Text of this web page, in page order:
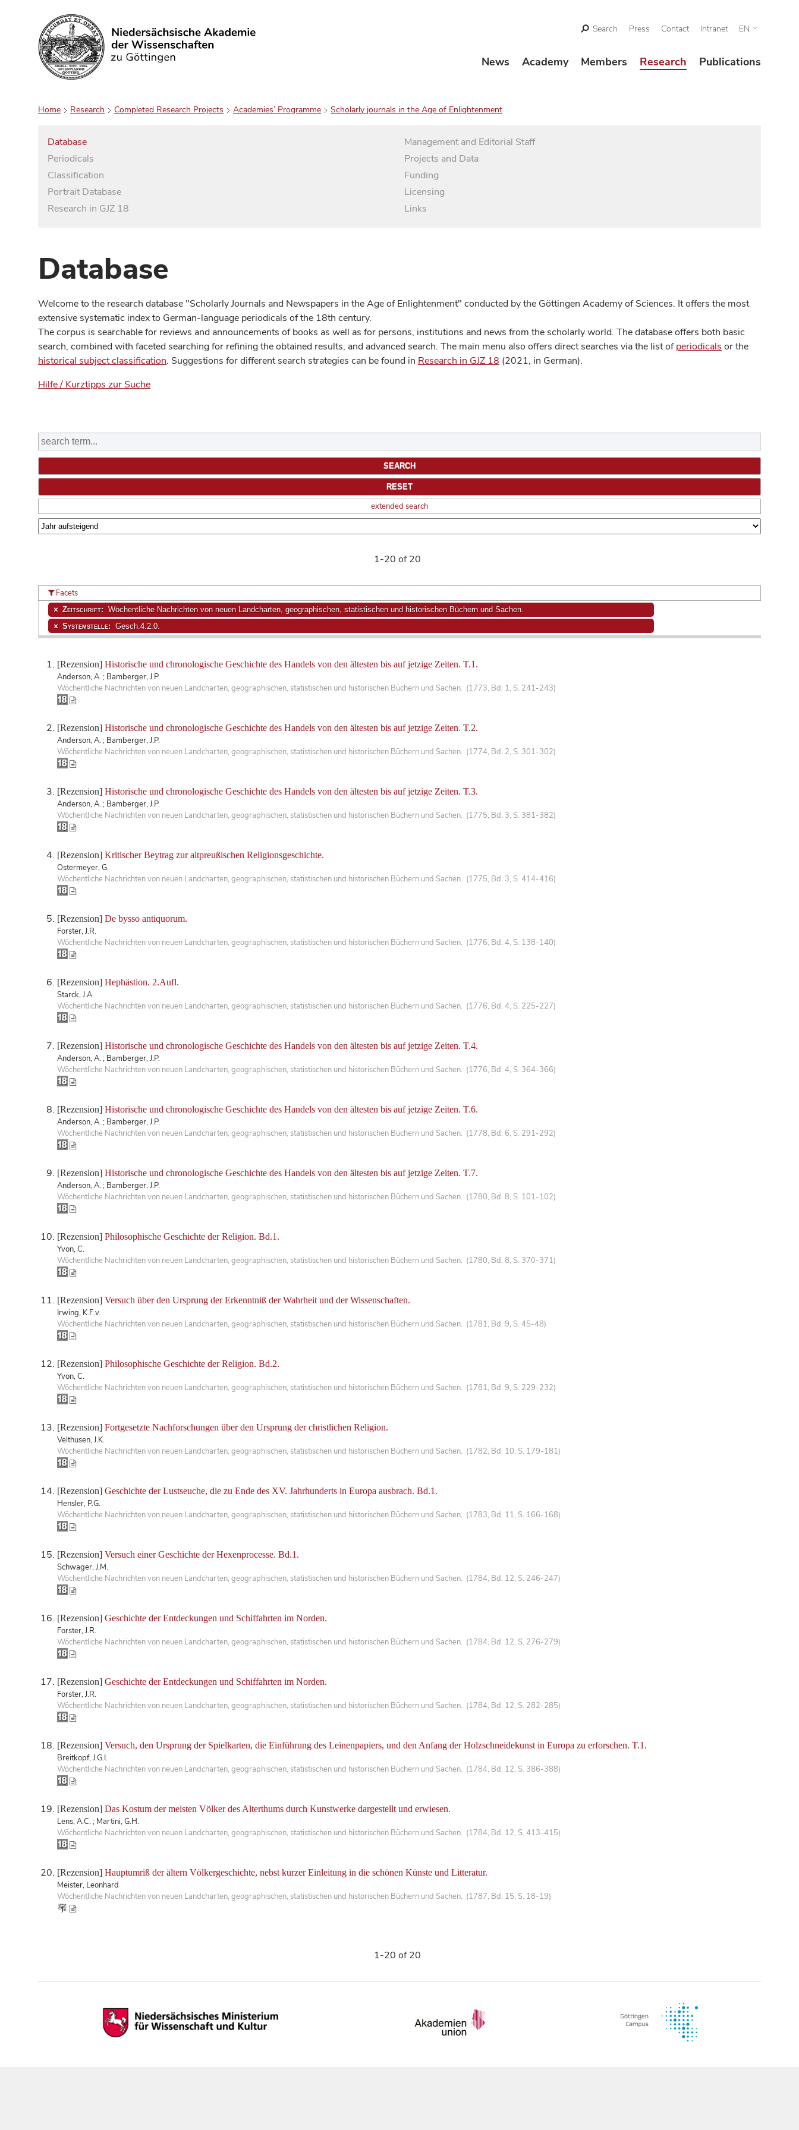
Search
Search Press Contact Intranet EN
News Academy Members Research Publications
Home Research Completed Research Projects Academies’ Programme Scholarly journals in the Age of Enlightenment
Database
Periodicals
Classification
Portrait Database
Research in GJZ 18
Management and Editorial Staff
Projects and Data
Funding
Licensing
Links
Database
Welcome to the research database "Scholarly Journals and Newspapers in the Age of Enlightenment" conducted by the Göttingen Academy of Sciences. It offers the most
extensive systematic index to German-language periodicals of the 18th century.
The corpus is searchable for reviews and announcements of books as well as for persons, institutions and news from the scholarly world. The database offers both basic
search, combined with faceted searching for refining the obtained results, and advanced search. The main menu also offers direct searches via the list ofperiodicals or the
historical subject classification. Suggestions for different search strategies can be found in Research in GJZ 18 (2021, in German).
Hilfe / Kurztipps zur Suche
extended search
1-20 of 20
[Rezension] Historische und chronologische Geschichte des Handels von den ältesten bis auf jetzige Zeiten. T.1.
Anderson, A. ; Bamberger, J.P.
Wöchentliche Nachrichten von neuen Landcharten, geographischen, statistischen und historischen Büchern und Sachen. (1773, Bd. 1, S. 241-243)
[Rezension] Historische und chronologische Geschichte des Handels von den ältesten bis auf jetzige Zeiten. T.2.
Anderson, A. ; Bamberger, J.P.
Wöchentliche Nachrichten von neuen Landcharten, geographischen, statistischen und historischen Büchern und Sachen. (1774, Bd. 2, S. 301-302)
[Rezension] Historische und chronologische Geschichte des Handels von den ältesten bis auf jetzige Zeiten. T.3.
Anderson, A. ; Bamberger, J.P.
Wöchentliche Nachrichten von neuen Landcharten, geographischen, statistischen und historischen Büchern und Sachen. (1775, Bd. 3, S. 381-382)
[Rezension] Kritischer Beytrag zur altpreußischen Religionsgeschichte.
Ostermeyer, G.
Wöchentliche Nachrichten von neuen Landcharten, geographischen, statistischen und historischen Büchern und Sachen. (1775, Bd. 3, S. 414-416)
[Rezension] De bysso antiquorum.
Forster, J.R.
Wöchentliche Nachrichten von neuen Landcharten, geographischen, statistischen und historischen Büchern und Sachen. (1776, Bd. 4, S. 138-140)
[Rezension] Hephästion. 2.Aufl.
Starck, J.A.
Wöchentliche Nachrichten von neuen Landcharten, geographischen, statistischen und historischen Büchern und Sachen. (1776, Bd. 4, S. 225-227)
[Rezension] Historische und chronologische Geschichte des Handels von den ältesten bis auf jetzige Zeiten. T.4.
Anderson, A. ; Bamberger, J.P.
Wöchentliche Nachrichten von neuen Landcharten, geographischen, statistischen und historischen Büchern und Sachen. (1776, Bd. 4, S. 364-366)
[Rezension] Historische und chronologische Geschichte des Handels von den ältesten bis auf jetzige Zeiten. T.6.
Anderson, A. ; Bamberger, J.P.
Wöchentliche Nachrichten von neuen Landcharten, geographischen, statistischen und historischen Büchern und Sachen. (1778, Bd. 6, S. 291-292)
[Rezension] Historische und chronologische Geschichte des Handels von den ältesten bis auf jetzige Zeiten. T.7.
Anderson, A. ; Bamberger, J.P.
Wöchentliche Nachrichten von neuen Landcharten, geographischen, statistischen und historischen Büchern und Sachen. (1780, Bd. 8, S. 101-102)
[Rezension] Philosophische Geschichte der Religion. Bd.1.
Yvon, C.
Wöchentliche Nachrichten von neuen Landcharten, geographischen, statistischen und historischen Büchern und Sachen. (1780, Bd. 8, S. 370-371)
[Rezension] Versuch über den Ursprung der Erkenntniß der Wahrheit und der Wissenschaften.
Irwing, K.F.v.
Wöchentliche Nachrichten von neuen Landcharten, geographischen, statistischen und historischen Büchern und Sachen. (1781, Bd. 9, S. 45-48)
[Rezension] Philosophische Geschichte der Religion. Bd.2.
Yvon, C.
Wöchentliche Nachrichten von neuen Landcharten, geographischen, statistischen und historischen Büchern und Sachen. (1781, Bd. 9, S. 229-232)
[Rezension] Fortgesetzte Nachforschungen über den Ursprung der christlichen Religion.
Velthusen, J.K.
Wöchentliche Nachrichten von neuen Landcharten, geographischen, statistischen und historischen Büchern und Sachen. (1782, Bd. 10, S. 179-181)
[Rezension] Geschichte der Lustseuche, die zu Ende des XV. Jahrhunderts in Europa ausbrach. Bd.1.
Hensler, P.G.
Wöchentliche Nachrichten von neuen Landcharten, geographischen, statistischen und historischen Büchern und Sachen. (1783, Bd. 11, S. 166-168)
[Rezension] Versuch einer Geschichte der Hexenprocesse. Bd.1.
Schwager, J.M.
Wöchentliche Nachrichten von neuen Landcharten, geographischen, statistischen und historischen Büchern und Sachen. (1784, Bd. 12, S. 246-247)
[Rezension] Geschichte der Entdeckungen und Schiffahrten im Norden.
Forster, J.R.
Wöchentliche Nachrichten von neuen Landcharten, geographischen, statistischen und historischen Büchern und Sachen. (1784, Bd. 12, S. 276-279)
[Rezension] Geschichte der Entdeckungen und Schiffahrten im Norden.
Forster, J.R.
Wöchentliche Nachrichten von neuen Landcharten, geographischen, statistischen und historischen Büchern und Sachen. (1784, Bd. 12, S. 282-285)
[Rezension] Versuch, den Ursprung der Spielkarten, die Einführung des Leinenpapiers, und den Anfang der Holzschneidekunst in Europa zu erforschen. T.1.
Breitkopf, J.G.I.
Wöchentliche Nachrichten von neuen Landcharten, geographischen, statistischen und historischen Büchern und Sachen. (1784, Bd. 12, S. 386-388)
[Rezension] Das Kostum der meisten Völker des Alterthums durch Kunstwerke dargestellt und erwiesen.
Lens, A.C. ; Martini, G.H.
Wöchentliche Nachrichten von neuen Landcharten, geographischen, statistischen und historischen Büchern und Sachen. (1784, Bd. 12, S. 413-415)
[Rezension] Hauptumriß der ältern Völkergeschichte, nebst kurzer Einleitung in die schönen Künste und Litteratur.
Meister, Leonhard
Wöchentliche Nachrichten von neuen Landcharten, geographischen, statistischen und historischen Büchern und Sachen. (1787, Bd. 15, S. 18-19)
Facets
Zeitschrift: Wöchentliche Nachrichten von neuen Landcharten, geographischen, statistischen und historischen Büchern und Sachen.
Systemstelle: Gesch.4.2.0.
1-20 of 20